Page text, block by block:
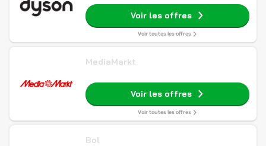
Voir les offres
Voir toutes les offres
MediaMarkt
Voir les offres
Voir toutes les offres
Bol